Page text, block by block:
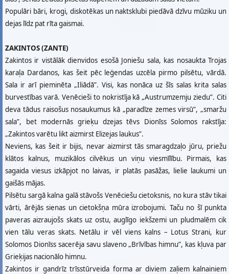
Populāri bāri, krogi, diskotēkas un naktsklubi piedāvā dzīvu mūziku un
dejas līdz pat rīta gaismai.
ZAKINTOS (ZANTE)
Zakintos ir vistālāk dienvidos esošā Joniešu sala, kas nosaukta Trojas
karaļa Dardanos, kas šeit pēc leģendas uzcēla pirmo pilsētu, vārdā.
Sala ir arī pieminēta „Iliādā”. Visi, kas nonāca uz šīs salas krita salas
burvestības varā. Venēcieši to nokristīja kā „Austrumzemju ziedu”. Citi
deva tādus raisošus nosaukumus kā „paradīze zemes virsū”, „smaržu
sala”, bet modernās grieķu dzejas tēvs Dionīss Solomos rakstīja:
„Zakintos varētu likt aizmirst Elizejas laukus”.
Neviens, kas šeit ir bijis, nevar aizmirst tās smaragdzaļo jūru, priežu
klātos kalnus, muzikālos cilvēkus un viņu viesmīlību. Pirmais, kas
sagaida viesus izkāpjot no laivas, ir platās pasāžas, lielie laukumi un
gaišās mājas.
Pilsētu sargā kalna galā stāvošs Venēciešu cietoksnis, no kura stāv tikai
vārti, ārējās sienas un cietokšņa mūra izrobojumi. Taču no šī punkta
paveras aizraujošs skats uz ostu, auglīgo iekšzemi un pludmalēm cik
vien tālu veras skats. Netālu ir vēl viens kalns – Lotus Strani, kur
Solomos Dionīss sacerēja savu slaveno „Brīvības himnu”, kas kļuva par
Grieķijas nacionālo himnu.
Zakintos ir gandrīz trīsstūrveida forma ar diviem zaļiem kalnainiem